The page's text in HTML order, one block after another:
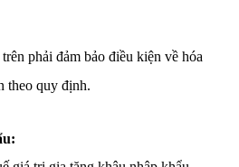
phải đảm bảo điều kiện về hóa
theo quy định.